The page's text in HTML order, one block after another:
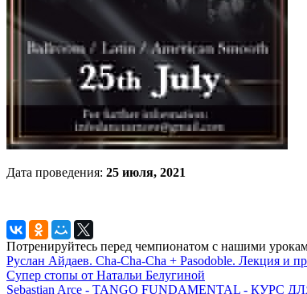
Дата проведения: 25 июля, 2021
Потренируйтесь перед чемпионатом с нашими
Руслан Айдаев. Cha-Cha-Cha + Pasodoble. Лекция и
Супер стопы от Натальи Белугиной
Sebastian Arce - TANGO FUNDAMENTAL -